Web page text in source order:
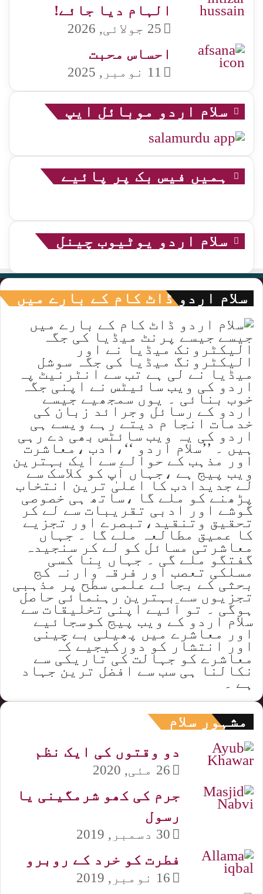
الہام دیا جائے!
25 جولائی, 2026
احساس محبت
11 نومبر, 2025
سلام اردو موبائل ایپ
ہمیں فیس بک پر پائیے
سلام اردو یوٹیوب چینل
سلام اردو ڈاٹ کام کے بارے میں
جیسے جیسے پرنٹ میڈیا کی جگہ
الیکٹرونک میڈیا نے اور
الیکٹرونگ میڈیا کی جگہ سوشل
میڈیا نے لی ہے تب سے انٹرنیٹ پہ
اردو کی ویب سائیٹس نے اپنی جگہ
خوب بنائی ۔ یوں سمجھیے جیسے
اردو کے رسائل وجرائد زبان کی
خدمات انجا م دیتے رہے ویسے ہی
اردو کی یہ ویب سائٹس بھی دے رہی
ہیں ۔ ’’سلام اردو ‘‘،ادب ،معاشرت
اور مذہب کے حوالے سے ایک بہترین
ویب پیج ہے ،جہاں آپ کو کلاسک سے
لے جدیدادب کا اعلیٰ ترین انتخاب
پڑھنے کو ملے گا ،ساتھ ہی خصوصی
گوشے اور ادبی تقریبات سے لے کر
تحقیق وتنقید،تبصرے اور تجزیے
کا عمیق مطالعہ ملے گا ۔ جہاں
معاشرتی مسائل کو لے کر سنجیدہ
گفتگو ملے گی ۔ جہاں بِنا کسی
مسلکی تعصب اور فرقہ وارنہ کج
بحثی کے بجائے علمی سطح پر مذہبی
تجزیوں سے بہترین رہنمائی حاصل
ہوگی ۔ تو آئیے اپنی تخلیقات سے
سلام اردو کے ویب پیج کوسجائیے
اور معاشرے میں پھیلی بے چینی
اور انتشار کو دورکیجیے کہ
معاشرے کو جہالت کی تاریکی سے
نکالنا ہی سب سے افضل ترین جہاد
ہے ۔
مشہور سلام
دو وقتوں کی ایک نظم
26 مئی, 2020
جرم کی کھو شرمگینی یا
رسول
30 دسمبر, 2019
فطرت کو خرد کے روبرو
16 نومبر, 2019